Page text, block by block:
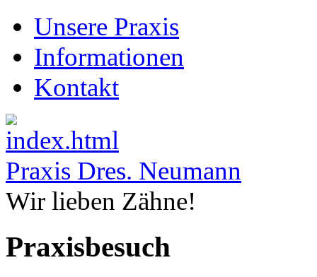
Unsere Praxis
Informationen
Kontakt
Praxis Dres. Neumann
Wir lieben Zähne!
Praxisbesuch